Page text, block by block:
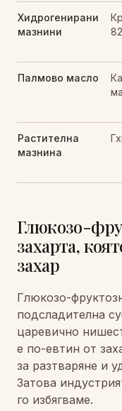
Хидрогенирани
мазнини
Палмово масло
Растителна
мазнина
Глюкозо-
захарта,
захар
Глюкозо-
подсладителна
царевично
е по-евтин от
за разтваряне и
Затова
го избягваме.